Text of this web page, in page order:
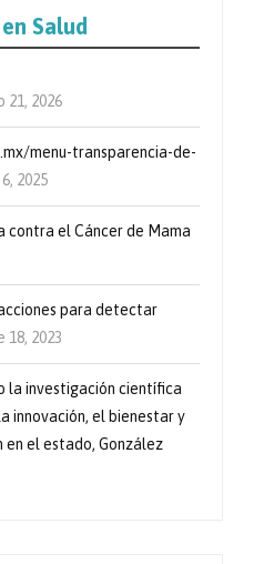
Salud
21, 2026
menu-transparencia-de-
2025
contra el Cáncer de Mama
para detectar
18, 2023
la investigación científica
innovación, el bienestar y
en el estado, González